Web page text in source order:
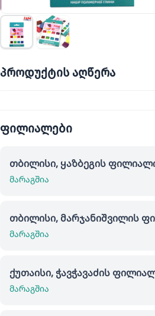
პროდუქტის აღწერა
ფილიალები
თბილისი, ყაზბეგის
მარაგშია
თბილისი, მარჯანიშვილის
მარაგშია
ქუთაისი, ჭავჭავაძის
მარაგშია